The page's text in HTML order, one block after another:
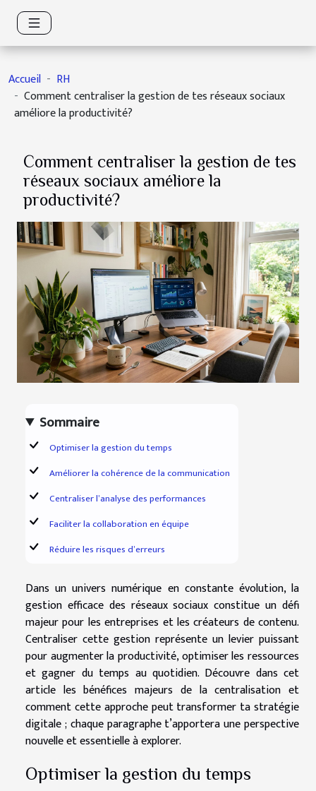
Accueil
RH
Comment centraliser la gestion de tes réseaux sociaux
améliore la productivité?
Comment centraliser la gestion de tes
réseaux sociaux améliore la
productivité?
Sommaire
Optimiser la gestion du temps
Améliorer la cohérence de la communication
Centraliser l’analyse des performances
Faciliter la collaboration en équipe
Réduire les risques d’erreurs
Dans un univers numérique en constante évolution, la
gestion efficace des réseaux sociaux constitue un défi
majeur pour les entreprises et les créateurs de contenu.
Centraliser cette gestion représente un levier puissant
pour augmenter la productivité, optimiser les ressources
et gagner du temps au quotidien. Découvre dans cet
article les bénéfices majeurs de la centralisation et
comment cette approche peut transformer ta stratégie
digitale ; chaque paragraphe t’apportera une perspective
nouvelle et essentielle à explorer.
Optimiser la gestion du temps